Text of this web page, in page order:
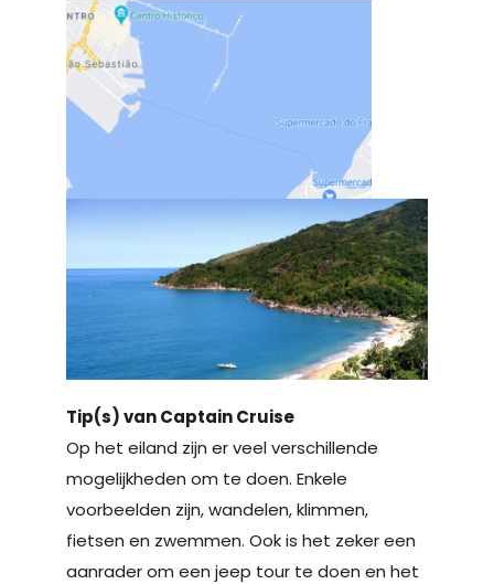
Tip(s) van Captain Cruise
Op het eiland zijn er veel verschillende
mogelijkheden om te doen. Enkele
voorbeelden zijn, wandelen, klimmen,
fietsen en zwemmen. Ook is het zeker een
aanrader om een jeep tour te doen en het